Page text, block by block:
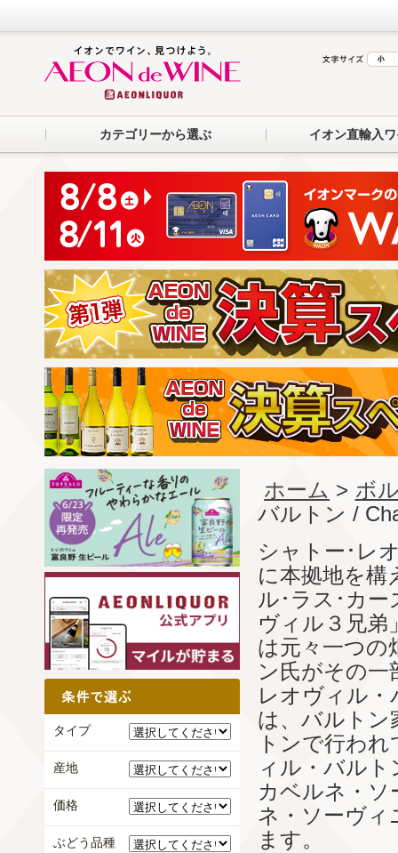
カテゴリーから選ぶ イオン直輸入
ホーム > ボ
バルトン /
シャトー･レ
に本拠地を構
ル･ラス･カ
ヴィル３兄
は元々一つの
ン氏がその
レオヴィル
は、バルトン
トンで行わ
ィル・バル
カベルネ・
ネ・ソーヴィ
ます。
タイプ
産地
価格
ぶどう品種